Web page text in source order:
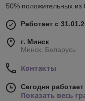
50% положительных из
Работает с
г. Минск
Минск, Беларусь
Контакты
Сегодня
Показать весь